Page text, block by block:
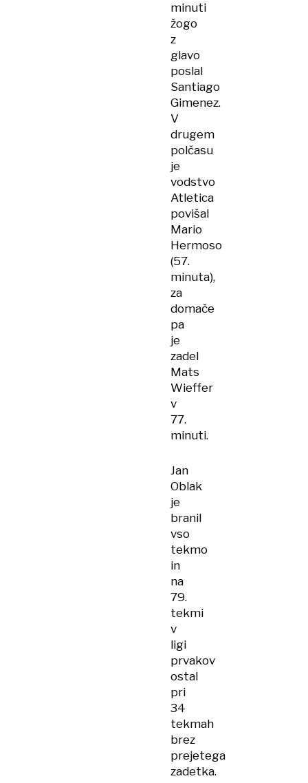
minuti
žogo
z
glavo
poslal
Santiago
Gimenez.
V
drugem
polčasu
je
vodstvo
Atletica
povišal
Mario
Hermoso
(57.
minuta),
za
domače
pa
je
zadel
Mats
Wieffer
v
77.
minuti.
Jan
Oblak
je
branil
vso
tekmo
in
na
79.
tekmi
v
ligi
prvakov
ostal
pri
34
tekmah
brez
prejetega
zadetka.